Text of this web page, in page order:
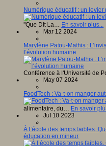
Numérique éducatif : un
"Que Dit La… En savoir plus...
Mar 12 2024
Marylène Patou-Mathis :
l’évolution humaine
Conférence à l'Université de
May 07 2024
FoodTech : Va-t-on manger
alimentaire, du… En savoir
Jul 10 2023
À l’école des temps faibles.
éducation en mineur